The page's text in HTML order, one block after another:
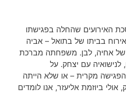
האירועים שהחלה בפגישתו
בביתו של בתואל – אביה
של אחיה, לבן. משפחתה מברכת
עם יצחק. על
מקרית – או שלא הייתה
אולי ביוזמת אליעזר, אנו לומדים